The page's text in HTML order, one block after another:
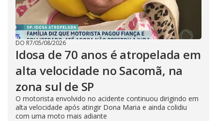
DO R7/05/08/2026
Idosa de 70 anos é atropelada em
alta velocidade no Sacomã, na
zona sul de SP
O motorista envolvido no acidente continuou dirigindo em
alta velocidade após atingir Dona Maria e ainda colidiu
com uma moto mais adiante